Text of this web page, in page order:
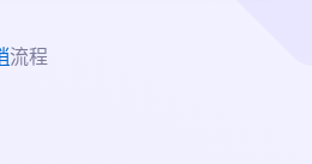
流程